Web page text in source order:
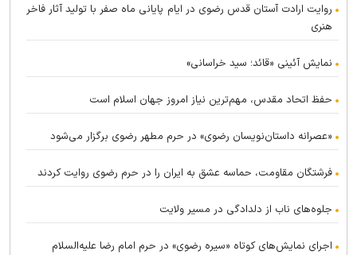
روایت ارادت آستان قدس رضوی در ایام پایانی ماه صفر با تولید آثار فاخر
هنری
نمایش آئینی «قائد؛ سید خراسانی»
حفظ اتحاد مقدس، مهم‌ترین نیاز امروز جهان اسلام است
«عصرانه داستان‌نویسان رضوی» در حرم مطهر رضوی برگزار می‌شود
فرشتگان مقاومت، حماسه عشق به ایران را در حرم رضوی روایت کردند
جلوه‌های ناب از دلدادگی در مسیر ولایت
اجرای نمایش‌های کوتاه «سیره رضوی» در حرم امام رضا علیه‌السلام